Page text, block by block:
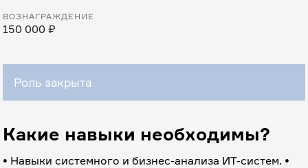
ВОЗНАГРАЖДЕНИЕ
150 000 ₽
Роль закрыта
Какие навыки необходимы?
• Навыки системного и бизнес-анализа ИТ-систем. •